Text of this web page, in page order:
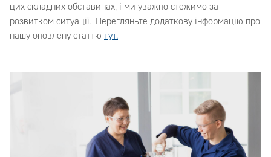
цих складних обставинах, і ми уважно стежимо за
розвитком ситуації. Перегляньте додаткову інформацію про
нашу оновлену статтю тут.